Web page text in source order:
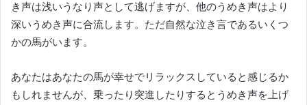
き声は浅いうなり声として逃げますが、他のうめき声はより
深いうめき声に合流します。 ただ自然な泣き言であるいくつ
かの馬がいます。
あなたはあなたの馬が幸せでリラックスしていると感じるか
もしれませんが、乗ったり突進したりするとうめき声を上げ